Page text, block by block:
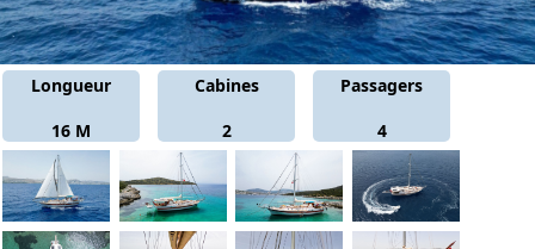
Longueur
16 M
Cabines
2
Passagers
4